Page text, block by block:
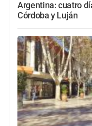
Argentina: cuatro
Córdoba y Luján